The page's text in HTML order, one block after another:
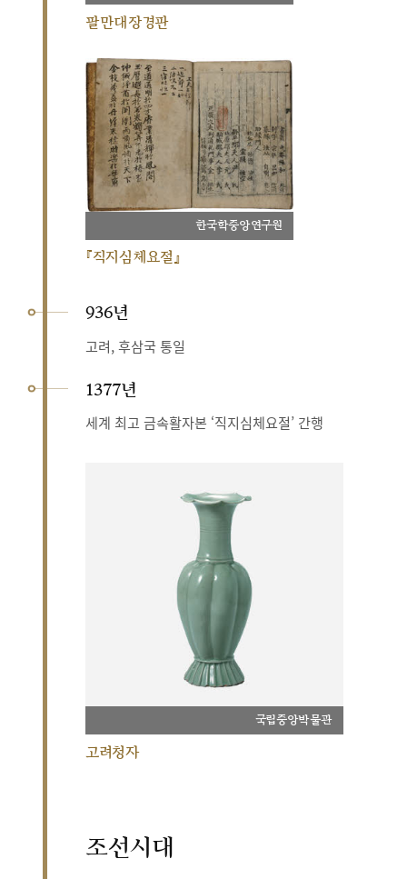
팔만대장경판
한국학중앙연구원
『직지심체요절』
936년
고려, 후삼국 통일
1377년
세계 최고 금속활자본 ‘직지심체요절’ 간행
국립중앙박물관
고려청자
조선시대